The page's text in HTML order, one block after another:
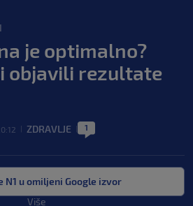
je optimalno?
objavili rezultate
ZDRAVLJE 1
N1 u omiljeni Google izvor
Više